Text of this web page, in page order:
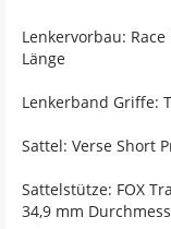
Lenkervorbau:
Länge
Lenkerband Griffe:
Sattel: Verse Short
Sattelstütze: FOX
34,9 mm